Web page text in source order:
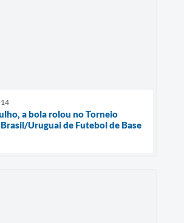
a bola rolou no Torneio
Uruguai de Futebol de Base